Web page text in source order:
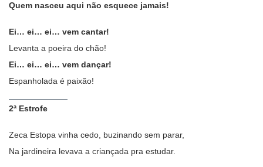
Quem nasceu aqui não esquece jamais!
Ei… ei… ei… vem cantar!
Levanta a poeira do chão!
Ei… ei… ei… vem dançar!
Espanholada é paixão!
2ª Estrofe
Zeca Estopa vinha cedo, buzinando sem parar,
Na jardineira levava a criançada pra estudar.